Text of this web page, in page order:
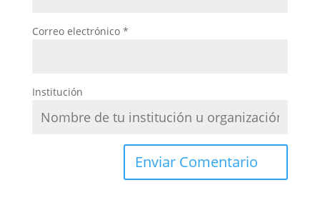
Correo electrónico *
Institución